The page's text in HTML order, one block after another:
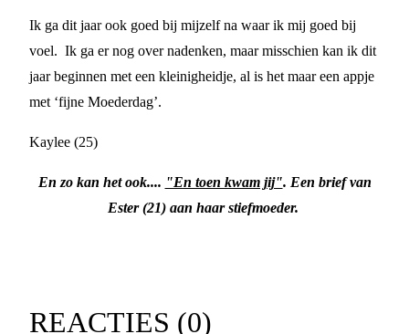
Ik ga dit jaar ook goed bij mijzelf na waar ik mij goed bij
voel. Ik ga er nog over nadenken, maar misschien kan ik dit
jaar beginnen met een kleinigheidje, al is het maar een appje
met ‘fijne Moederdag’.
Kaylee (25)
En zo kan het ook.... "En toen kwam jij". Een brief van
Ester (21) aan haar stiefmoeder.
REACTIES (0)